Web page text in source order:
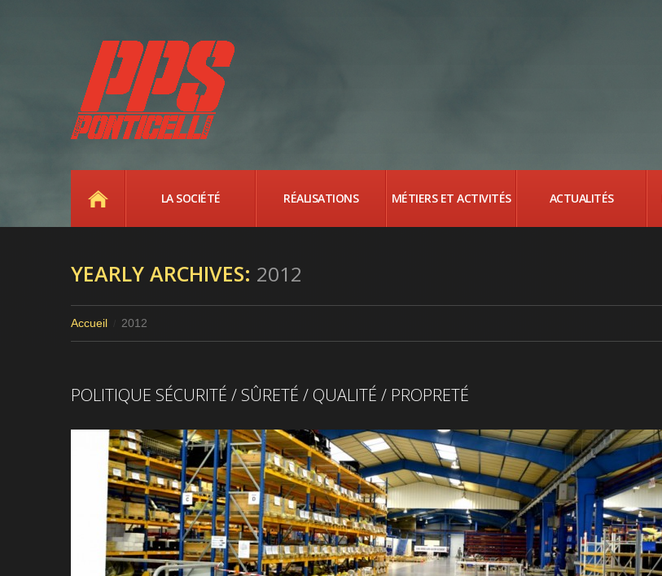
ACCUEILLA SOCIÉTÉ RÉALISATIONS MÉTIERS ET ACTIVITÉS ACTUALITÉS
YEARLY ARCHIVES: 2012
Accueil 2012
POLITIQUE SÉCURITÉ / SÛRETÉ / QUALITÉ / PROPRETÉ